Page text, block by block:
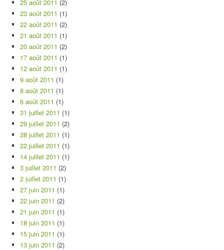
25 août 2011 (2)
23 août 2011 (1)
22 août 2011 (2)
21 août 2011 (1)
20 août 2011 (2)
17 août 2011 (1)
12 août 2011 (1)
9 août 2011 (1)
8 août 2011 (1)
6 août 2011 (1)
31 juillet 2011 (1)
29 juillet 2011 (2)
28 juillet 2011 (1)
22 juillet 2011 (1)
14 juillet 2011 (1)
3 juillet 2011 (2)
2 juillet 2011 (1)
27 juin 2011 (1)
22 juin 2011 (2)
21 juin 2011 (1)
18 juin 2011 (1)
15 juin 2011 (1)
13 juin 2011 (2)